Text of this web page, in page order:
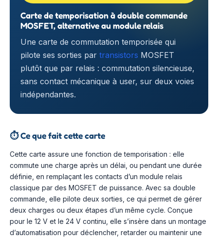
Carte de temporisation à double commande
MOSFET, alternative au module relais
Une carte de commutation temporisée qui
pilote ses sorties par transistors MOSFET
plutôt que par relais : commutation silencieuse,
sans contact mécanique à user, sur deux voies
indépendantes.
⏱️Ce que fait cette carte
Cette carte assure une fonction de temporisation : elle
commute une charge après un délai, ou pendant une durée
définie, en remplaçant les contacts d’un module relais
classique par des MOSFET de puissance. Avec sa double
commande, elle pilote deux sorties, ce qui permet de gérer
deux charges ou deux étapes d’un même cycle. Conçue
pour le 12 V et le 24 V continu, elle s’insère dans un montage
d’automatisation pour déclencher, retarder ou maintenir une